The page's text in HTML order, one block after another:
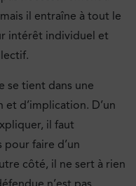
il entraîne à tout le
intérêt individuel et
se tient dans une
d’implication. D’un
il faut
faire d’un
côté, il ne sert à rien